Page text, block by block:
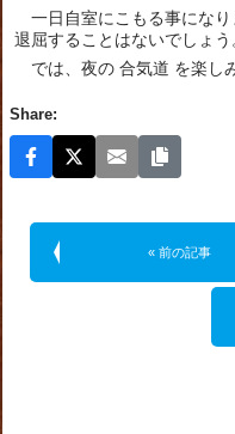
一日自室にこもる事にな
退屈することはないでしょう
では、夜の 合気道 を楽し
Share:
« 前の記事